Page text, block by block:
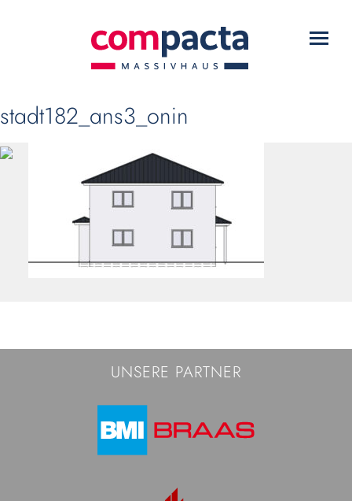
WARUM COMPACTA?
HAUSTYPEN
SERVICE
DOWNLOADS
KONTAKT
stadt182_ans3_onin
UNSERE PARTNER